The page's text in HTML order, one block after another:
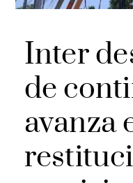
Inter
de
avanza